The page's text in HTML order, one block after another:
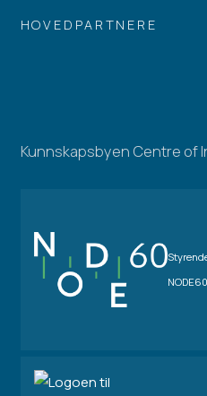
HOVEDPARTNERE
Kunnskapsbyen Centre of
NODE60